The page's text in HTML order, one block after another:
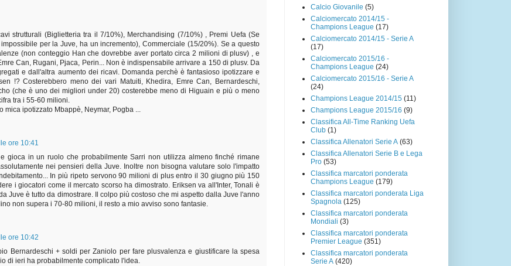
strutturali (Biglietteria tra il 7/10%), Merchandising (7/10%) , Premi Uefa (Se
per la Juve, ha un incremento), Commerciale (15/20%). Se a questo
(non conteggio Han che dovrebbe aver portato circa 2 milioni di plusv) , e
Can, Rugani, Pjaca, Perin... Non è indispensabile arrivare a 150 di plusv. Da
e dall'altra aumento dei ricavi. Domanda perchè è fantasioso ipotizzare e
!? Costerebbero meno dei vari Matuiti, Khedira, Emre Can, Bernardeschi,
(che è uno dei migliori under 20) costerebbe meno di Higuain e più o meno
tra i 55-60 milioni.
mica ipotizzato Mbappè, Neymar, Pogba ...
ore 10:41
gioca in un ruolo che probabilmente Sarri non utilizza almeno finché rimane
nei pensieri della Juve. Inoltre non bisogna valutare solo l'impatto
In più ripeto servono 90 milioni di plus entro il 30 giugno più 150
i giocatori come il mercato scorso ha dimostrato. Eriksen va all'Inter, Tonali è
Juve è tutto da dimostrare. Il colpo più costoso che mi aspetto dalla Juve l'anno
non supera i 70-80 milioni, il resto a mio avviso sono fantasie.
ore 10:42
Bernardeschi + soldi per Zaniolo per fare plusvalenza e giustificare la spesa
di ieri ha probabilmente complicato l'idea.
Calcio Giovanile (5)
Calciomercato 2014/15 -
Champions League (17)
Calciomercato 2014/15 - Serie A
(17)
Calciomercato 2015/16 -
Champions League (24)
Calciomercato 2015/16 - Serie A
(24)
Champions League 2014/15 (11)
Champions League 2015/16 (9)
Classifica All-Time Ranking Uefa
Club (1)
Classifica Allenatori Serie A (63)
Classifica Allenatori Serie B e Lega
Pro (53)
Classifica marcatori ponderata
Champions League (179)
Classifica marcatori ponderata Liga
Spagnola (125)
Classifica marcatori ponderata
Mondiali (3)
Classifica marcatori ponderata
Premier League (351)
Classifica marcatori ponderata
Serie A (420)